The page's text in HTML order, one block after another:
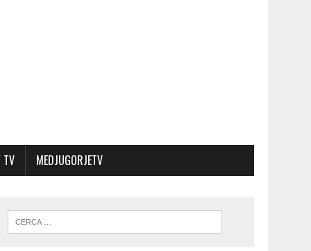
TV MEDJUGORJETV